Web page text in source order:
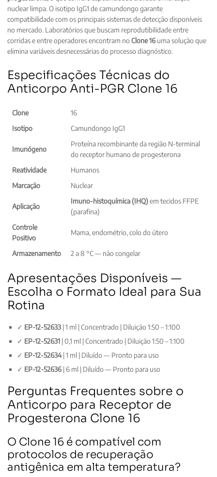
nuclear limpa. O isotipo IgG1 de camundongo garante
compatibilidade com os principais sistemas de detecção disponíveis
no mercado. Laboratórios que buscam reprodutibilidade entre
corridas e entre operadores encontram no Clone 16uma solução que
elimina variáveis desnecessárias do processo diagnóstico.
Especificações Técnicas do
Anticorpo Anti-PGR Clone 16
Clone
16
Isotipo
Camundongo IgG1
Imunógeno
Proteína recombinante da região N-terminal
do receptor humano de progesterona
Reatividade
Humanos
Marcação
Nuclear
Aplicação
Imuno-histoquímica (IHQ)em tecidos FFPE
(parafina)
Controle
Positivo
Mama, endométrio, colo do útero
Armazenamento 2 a 8 °C — não congelar
Apresentações Disponíveis —
Escolha o Formato Ideal para Sua
Rotina
✓ EP-12-52633 | 1 ml | Concentrado | Diluição 1:50 – 1:100
✓ EP-12-52631 | 0,1 ml | Concentrado | Diluição 1:50 – 1:100
✓ EP-12-52634| 1 ml | Diluído — Pronto para uso
✓ EP-12-52636| 6 ml | Diluído — Pronto para uso
Perguntas Frequentes sobre o
Anticorpo para Receptor de
Progesterona Clone 16
O Clone 16 é compatível com
protocolos de recuperação
antigênica em alta temperatura?